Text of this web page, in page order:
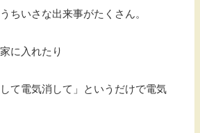
ちいさな出来事がたくさん。
に入れたり
して電気消して」というだけで電気